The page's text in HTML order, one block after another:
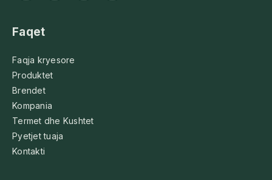
Faqet
Faqja kryesore
Produktet
Brendet
Kompania
Termet dhe Kushtet
Pyetjet tuaja
Kontakti